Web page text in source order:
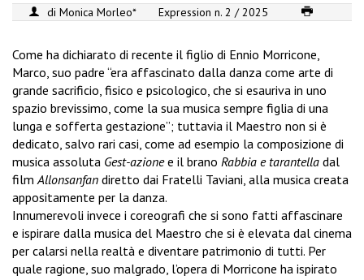
di Monica Morleo* Expression n. 2 / 2025
Come ha dichiarato di recente il figlio di Ennio Morricone,
Marco, suo padre “era affascinato dalla danza come arte di
grande sacrificio, fisico e psicologico, che si esauriva in uno
spazio brevissimo, come la sua musica sempre figlia di una
lunga e sofferta gestazione”; tuttavia il Maestro non si è
dedicato, salvo rari casi, come ad esempio la composizione di
musica assoluta Gest-azionee il brano Rabbia e tarantella dal
filmAllonsanfan diretto dai Fratelli Taviani, alla musica creata
appositamente per la danza.
Innumerevoli invece i coreografi che si sono fatti affascinare
e ispirare dalla musica del Maestro che si è elevata dal cinema
per calarsi nella realtà e diventare patrimonio di tutti. Per
quale ragione, suo malgrado, l’opera di Morricone ha ispirato